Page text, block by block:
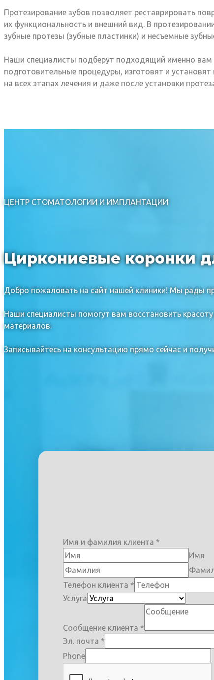
Протезирование зубов позволяет реставрировать
их функциональность и внешний вид. В
зубные протезы (зубные пластинки) и несъемные
Наши специалисты подберут подходящий именно вам
подготовительные процедуры, изготовят и
на всех этапах лечения и даже после установки
ЦЕНТР СТОМАТОЛОГИИ И ИМПЛАНТАЦИИ
Циркониевые коронки
Добро пожаловать на сайт нашей клиники! Мы рады
Наши специалисты помогут вам восстановить
материалов.
Записывайтесь на консультацию прямо сейчас и
Имя и фамилия клиента *
Имя
Телефон клиента *
Услуга
Сообщение клиента *
Эл. почта *
Phone